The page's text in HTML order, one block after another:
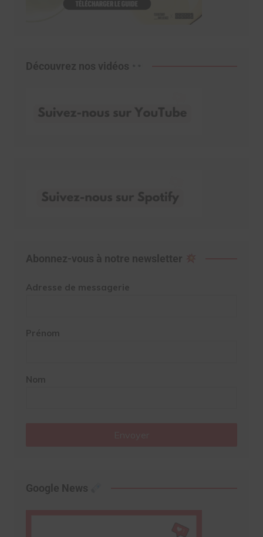
Découvrez nos vidéos
Abonnez-vous à notre newsletter
Adresse de messagerie
Prénom
Nom
Google News